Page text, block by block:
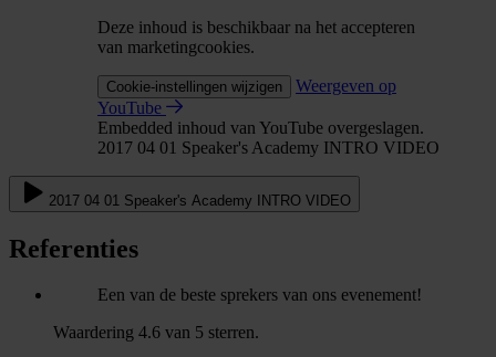
Deze inhoud is beschikbaar na het accepteren
van marketingcookies.
Cookie-instellingen wijzigen
Weergeven op
YouTube
Embedded inhoud van YouTube overgeslagen.
2017 04 01 Speaker's Academy INTRO VIDEO
2017 04 01 Speaker's Academy INTRO VIDEO
Referenties
Een van de beste sprekers van ons evenement!
Waardering 4.6 van 5 sterren.